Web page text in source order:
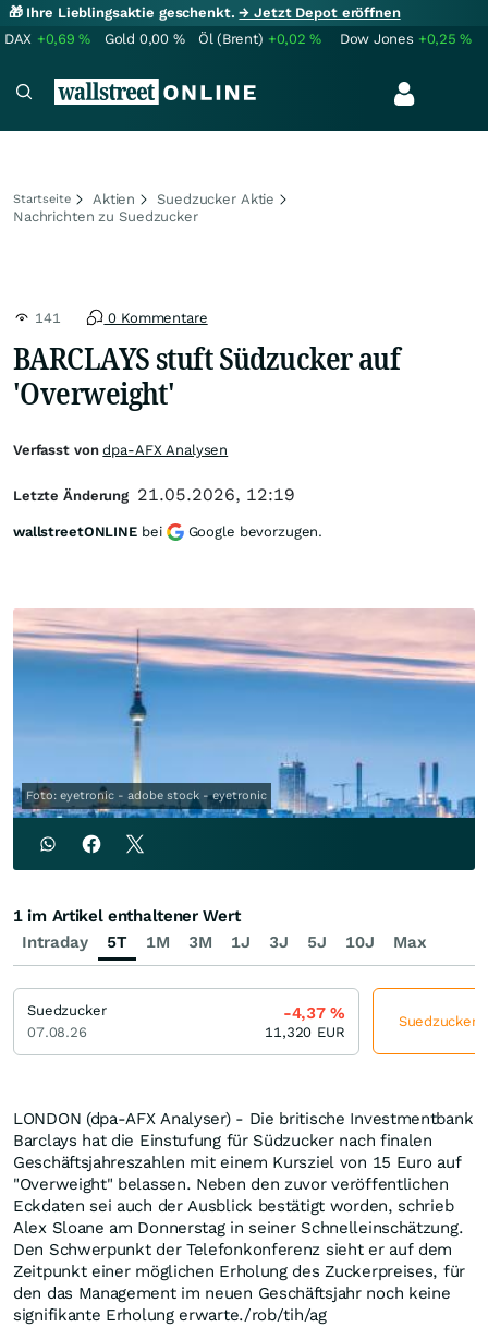
🎁 Ihre Lieblingsaktie geschenkt.→ Jetzt Depot eröffnen
DAX +0,69% Gold 0,00 % Öl (Brent) +0,02% Dow Jones +0,25%
Startseite Aktien
Suedzucker Aktie
Nachrichten zu Suedzucker
141 0 Kommentare
BARCLAYS stuft Südzucker auf
'Overweight'
Foto: eyetronic - adobe stock - eyetronic
LONDON (dpa-AFX Analyser) - Die britische Investmentbank
Barclays hat die Einstufung für Südzucker nach finalen
Geschäftsjahreszahlen mit einem Kursziel von 15 Euro auf
"Overweight" belassen. Neben den zuvor veröffentlichen
Eckdaten sei auch der Ausblick bestätigt worden, schrieb
Alex Sloane am Donnerstag in seiner Schnelleinschätzung.
Den Schwerpunkt der Telefonkonferenz sieht er auf dem
Zeitpunkt einer möglichen Erholung des Zuckerpreises, für
den das Management im neuen Geschäftsjahr noch keine
signifikante Erholung erwarte./rob/tih/ag
Verfasst vondpa-AFX Analysen
Letzte Änderung 21.05.2026, 12:19
wallstreetONLINE bei Google bevorzugen.
Intraday 5T 1M 3M 1J 3J 5J 10J Max
1 im Artikel enthaltener Wert
Suedzucker
07.08.26
-4,37%
11,320 EUR
Suedzucker